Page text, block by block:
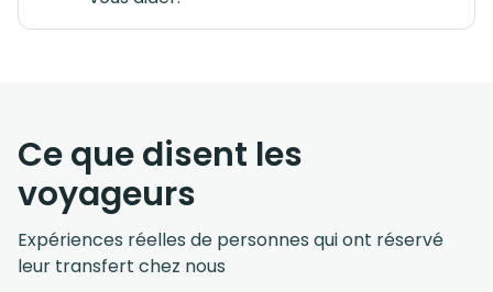
Ce que disent les
voyageurs
Expériences réelles de personnes qui ont réservé
leur transfert chez nous